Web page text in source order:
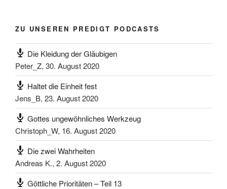
ZU UNSEREN PREDIGT PODCASTS
Die Kleidung der Gläubigen
Peter_Z, 30. August 2020
Haltet die Einheit fest
Jens_B, 23. August 2020
Gottes ungewöhnliches Werkzeug
Christoph_W, 16. August 2020
Die zwei Wahrheiten
Andreas K., 2. August 2020
Göttliche Prioritäten – Teil 13